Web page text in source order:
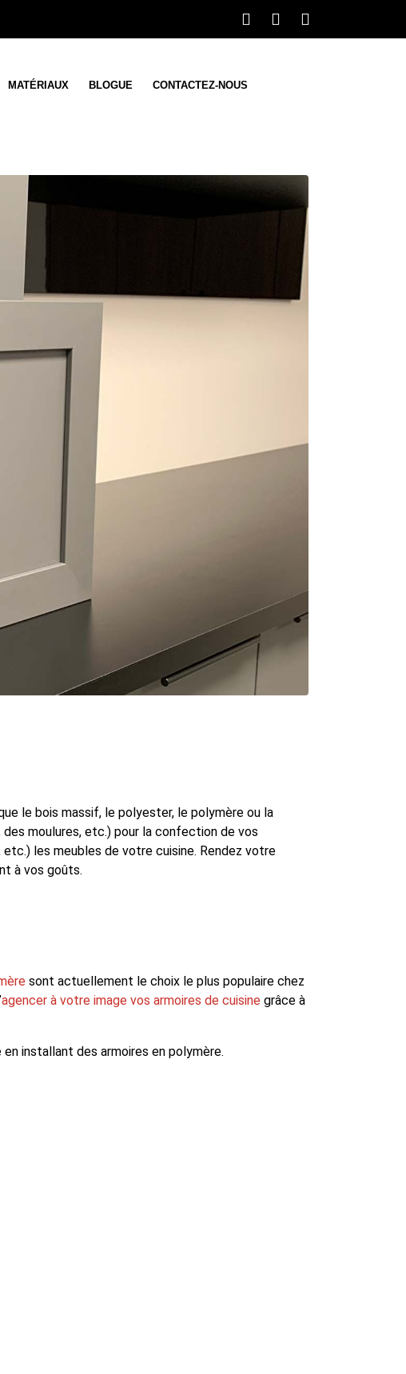
MATÉRIAUX BLOGUE CONTACTEZ-NOUS
le bois massif, le polyester, le polymère ou la
des moulures, etc.) pour la confection de vos
les meubles de votre cuisine. Rendez votre
à vos goûts.
sont actuellement le choix le plus populaire chez
agencer à votre image vos armoires de cuisine grâce à
installant des armoires en polymère.